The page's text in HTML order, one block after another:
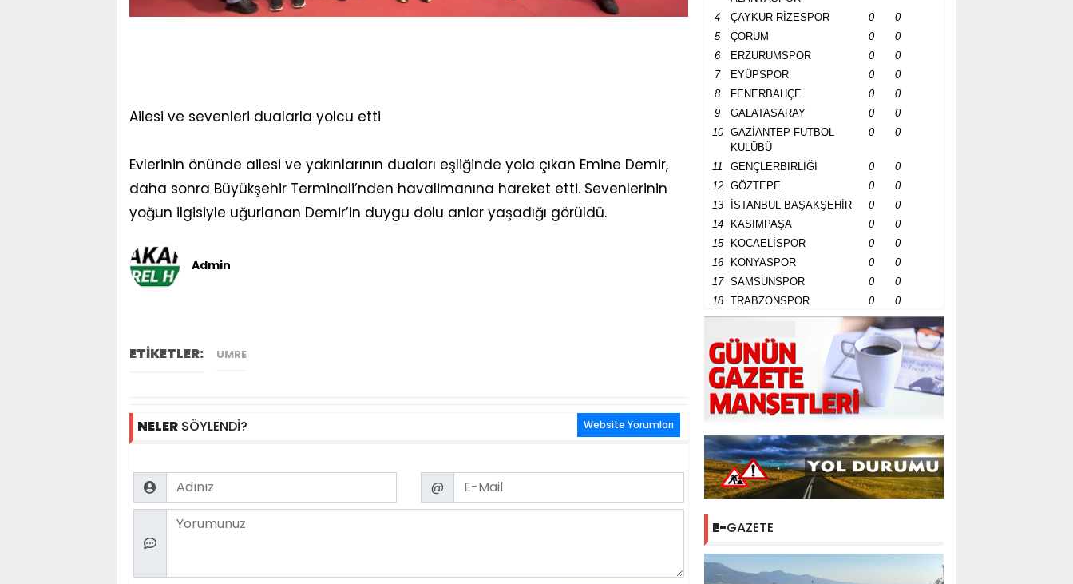
Ailesi ve sevenleri dualarla yolcu etti
Evlerinin önünde ailesi ve yakınlarının duaları eşliğinde yola çıkan Emine Demir,
daha sonra Büyükşehir Terminali’nden havalimanına hareket etti. Sevenlerinin
yoğun ilgisiyle uğurlanan Demir’in duygu dolu anlar yaşadığı görüldü.
Admin
ETİKETLER: UMRE
NELER SÖYLENDİ? Website Yorumları
Name Email
@
Comment
4 ÇAYKUR RİZESPOR 0
0
5
ÇORUM 0
0
6
ERZURUMSPOR 0
0
7
EYÜPSPOR 0
0
8
FENERBAHÇE 0
0
9
GALATASARAY 0
0
10
GAZİANTEP FUTBOL
KULÜBÜ
0 0
11 GENÇLERBİRLİĞİ 0
0
12
GÖZTEPE 0
0
13
İSTANBUL BAŞAKŞEHİR 0
0
14
KASIMPAŞA 0
0
15
KOCAELİSPOR 0
0
16
KONYASPOR 0
0
17
SAMSUNSPOR 0
0
18
TRABZONSPOR 0 0
E-GAZETE